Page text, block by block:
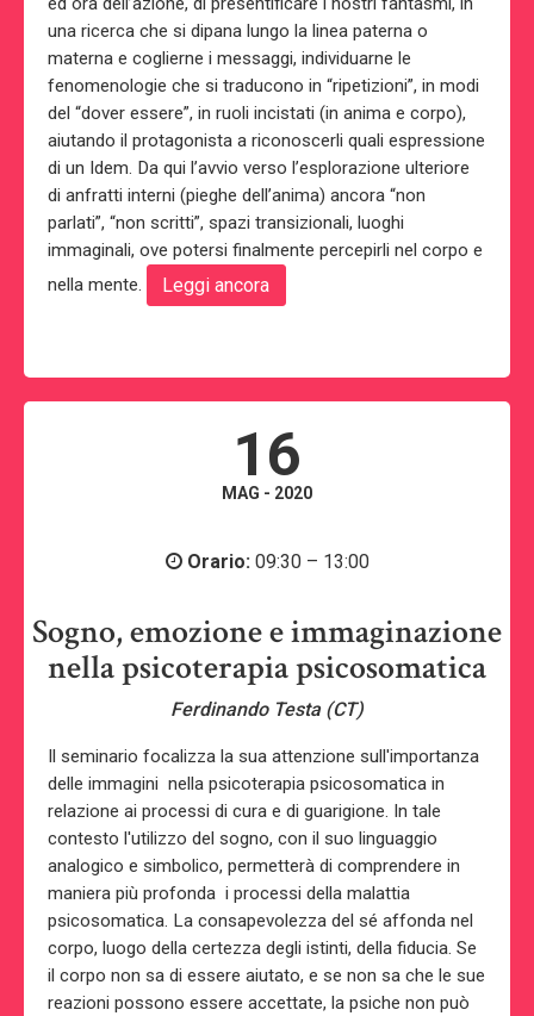
una ricerca che si dipana lungo la linea paterna o
materna e coglierne i messaggi, individuarne le
fenomenologie che si traducono in “ripetizioni”, in modi
del “dover essere”, in ruoli incistati (in anima e corpo),
aiutando il protagonista a riconoscerli quali espressione
di un Idem. Da qui l’avvio verso l’esplorazione ulteriore
di anfratti interni (pieghe dell’anima) ancora “non
parlati”, “non scritti”, spazi transizionali, luoghi
immaginali, ove potersi finalmente percepirli nel corpo e
nella mente.
Leggi ancora
16
MAG - 2020
Orario:09:30 – 13:00
Sogno, emozione e immaginazione
nella psicoterapia psicosomatica
Ferdinando Testa (CT)
Il seminario focalizza la sua attenzione sull'importanza
delle immagini nella psicoterapia psicosomatica in
relazione ai processi di cura e di guarigione. In tale
contesto l'utilizzo del sogno, con il suo linguaggio
analogico e simbolico, permetterà di comprendere in
maniera più profonda i processi della malattia
psicosomatica. La consapevolezza del sé affonda nel
corpo, luogo della certezza degli istinti, della fiducia. Se
il corpo non sa di essere aiutato, e se non sa che le sue
reazioni possono essere accettate, la psiche non può